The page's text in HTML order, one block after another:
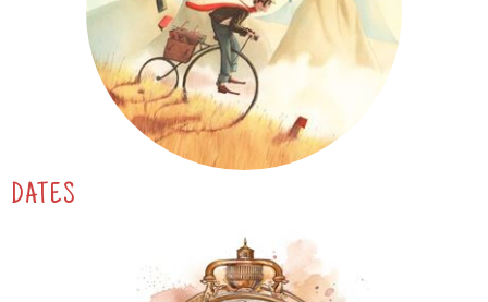
DATES